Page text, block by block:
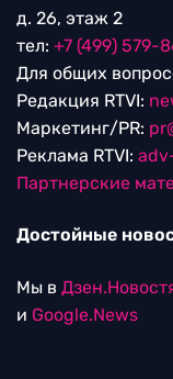
д. 26, этаж 2
тел: +7 (499) 579-
Для общих
Редакция RTVI:
Маркетинг/PR:
Реклама RTVI:
Партнерские
Достойные
Мы в
и Google.News